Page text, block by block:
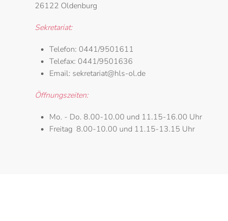
26122 Oldenburg
Sekretariat:
Telefon: 0441/9501611
Telefax: 0441/9501636
Email: sekretariat@hls-ol.de
Öffnungszeiten:
Mo. - Do. 8.00-10.00 und 11.15-16.00 Uhr
Freitag 8.00-10.00 und 11.15-13.15 Uhr